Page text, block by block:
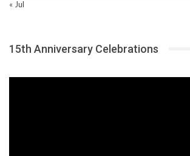
« Jul
15th Anniversary Celebrations